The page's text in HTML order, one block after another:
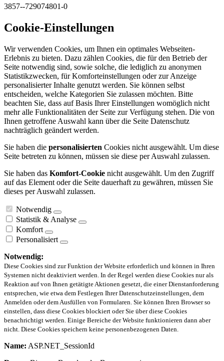
3857--729074801-0
Cookie-Einstellungen
Wir verwenden Cookies, um Ihnen ein optimales Webseiten-
Erlebnis zu bieten. Dazu zählen Cookies, die für den Betrieb der
Seite notwendig sind, sowie solche, die lediglich zu anonymen
Statistikzwecken, für Komforteinstellungen oder zur Anzeige
personalisierter Inhalte genutzt werden. Sie können selbst
entscheiden, welche Kategorien Sie zulassen möchten. Bitte
beachten Sie, dass auf Basis Ihrer Einstellungen womöglich nicht
mehr alle Funktionalitäten der Seite zur Verfügung stehen. Die von
Ihnen getroffene Auswahl kann über die Seite Datenschutz
nachträglich geändert werden.
Sie haben die personalisierten Cookies nicht ausgewählt. Um diese
Seite betreten zu können, müssen sie diese per Auswahl zulassen.
Sie haben das Komfort-Cookie nicht ausgewählt. Um den Zugriff
auf das Element oder die Seite dauerhaft zu gewähren, müssen Sie
dieses per Auswahl zulassen.
Notwendig
Statistik & Analyse
Komfort
Personalisiert
Notwendig:
Diese Cookies sind zur Funktion der Website erforderlich und können in Ihren
Systemen nicht deaktiviert werden. In der Regel werden diese Cookies nur als
Reaktion auf von Ihnen getätigte Aktionen gesetzt, die einer Dienstanforderung
entsprechen, wie etwa dem Festlegen Ihrer Datenschutzeinstellungen, dem
Anmelden oder dem Ausfüllen von Formularen. Sie können Ihren Browser so
einstellen, dass diese Cookies blockiert oder Sie über diese Cookies
benachrichtigt werden. Einige Bereiche der Website funktionieren dann aber
nicht. Diese Cookies speichern keine personenbezogenen Daten.
Name: ASP.NET_SessionId